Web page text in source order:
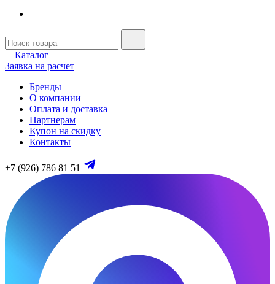
Каталог
Заявка на расчет
Бренды
О компании
Оплата и доставка
Партнерам
Купон на скидку
Контакты
+7 (926) 786 81 51